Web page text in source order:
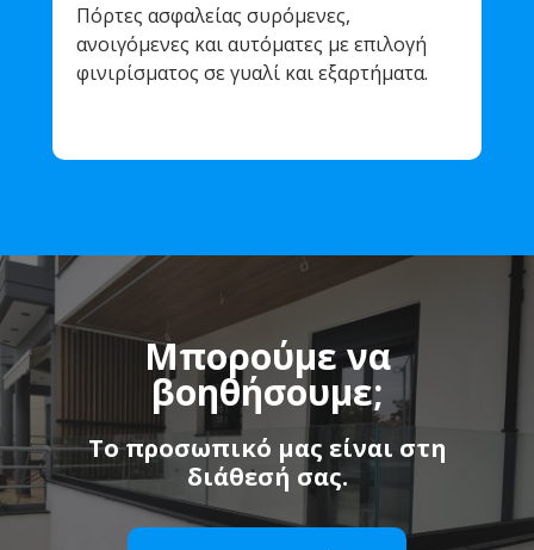
Πόρτες ασφαλείας συρόμενες,
ανοιγόμενες και αυτόματες με επιλογή
φινιρίσματος σε γυαλί και εξαρτήματα.
Μπορούμε να
βοηθήσουμε;
Το προσωπικό μας είναι στη
διάθεσή σας.